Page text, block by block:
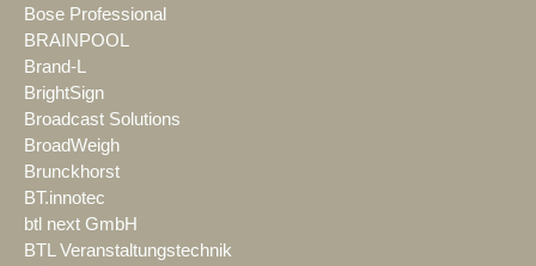
Bose Professional
BRAINPOOL
Brand-L
BrightSign
Broadcast Solutions
BroadWeigh
Brunckhorst
BT.innotec
btl next GmbH
BTL Veranstaltungstechnik